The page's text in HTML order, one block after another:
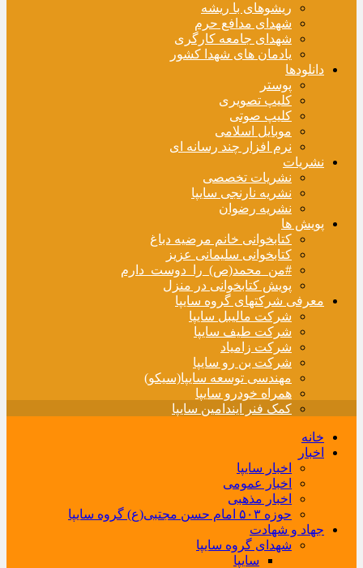
ریشوهای با ریشه
شهدای مدافع حرم
شهدای جامعه کارگری
یادمان های شهدا کشور
دانلودها
پوستر
کلیپ تصویری
کلیپ صوتی
موبایل اسلامی
نرم افزار چند رسانه ای
نشریات
نشریات تخصصی
نشریه نارنجی سایپا
نشریه رضوان
پویش ها
کتابخوانی خانم مرضیه دباغ
کتابخوانی سلیمانی عزیز
#من_محمد(ص)_را_دوست_دارم
پویش کتابخوانی در منزل
معرفی شرکتهای گروه سایپا
شرکت مالیبل سایپا
شرکت طیف سایپا
شرکت زامیاد
شرکت بن رو سایپا
مهندسی توسعه سایپا(سیکو)
همراه خودرو سایپا
کمک فنر ایندامین سایپا
خانه
اخبار
اخبار سایپا
اخبار عمومی
اخبار مذهبی
حوزه ۵۰۳ امام حسن مجتبی(ع) گروه سایپا
جهاد و شهادت
شهدای گروه سایپا
سایپا